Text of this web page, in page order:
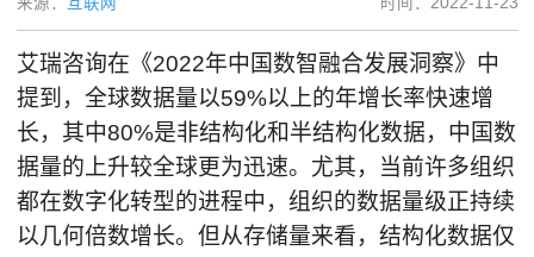
艾瑞咨询在《2022年中国数智融合发展洞察》中
提到，全球数据量以59%以上的年增长率快速增
长，其中80%是非结构化和半结构化数据，中国数
据量的上升较全球更为迅速。尤其，当前许多组织
都在数字化转型的进程中，组织的数据量级正持续
以几何倍数增长。但从存储量来看，结构化数据仅